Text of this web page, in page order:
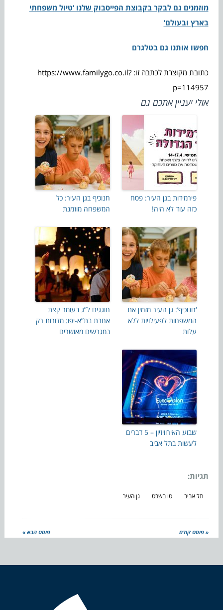
מוזמנים גם לבקר בקבוצת הפייסבוק שלנו ‘טיול משפחתי
בארץ ובעולם’
חפשו אותנו גם בטלגרם
כתובת מקוצרת לכתבה זו: https://www.familygo.co.il?
p=114957
אולי יעניין אתכם גם
פירמידות בגן העיר: פסח
כזה עוד לא היה!
חנוכיף בגן העיר: כל
המשפחה מוזמנת
‘חנוכיף’: גן העיר מזמין את
המשפחות לפעילויות ללא
עלות
חוגגים ל”ג בעומר קצת
אחרת בת”א-יפו: מדורות רק
במגרשים מאושרים
שבוע האירוויזיון – 5 דברים
לעשות בתל אביב
תגיות:
תל אביב טו בשבט גן העיר
« פוסט קודם פוסט הבא »